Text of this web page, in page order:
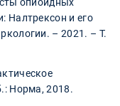
Налтрексон и его
– 2021. – Т.
Норма, 2018.